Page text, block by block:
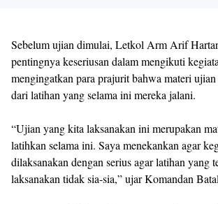
Sebelum ujian dimulai, Letkol Arm Arif
pentingnya keseriusan dalam mengikuti
mengingatkan para prajurit bahwa materi
dari latihan yang selama ini mereka jalani.
“Ujian yang kita laksanakan ini merupakan
latihkan selama ini. Saya menekankan agar
dilaksanakan dengan serius agar latihan yang
laksanakan tidak sia-sia,” ujar Komandan